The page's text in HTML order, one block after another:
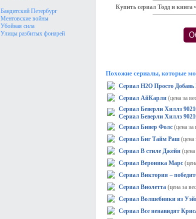
Бандитский Петербург
Ментовские войны
Убойная сила
Улицы разбитых фонарей
Купить сериал Тодд и книга
Похожие сериалы, которые
Сериал H2O Просто
Сериал АйКарли (цена за
Сериал Беверли Хиллз
Сериал Беверли Хиллз
Сериал Бивер Фолс (цена за
Сериал Биг Тайм Раш (цена
Сериал В стиле Джейн (цена
Сериал Вероника Марс
Сериал Виктория –
Сериал Виолетта (цена за
Сериал Волшебники из
Сериал Все ненавидят